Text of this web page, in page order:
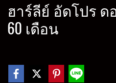
ฮาร์ลีย์ อัดโปร ด
60 เดือน